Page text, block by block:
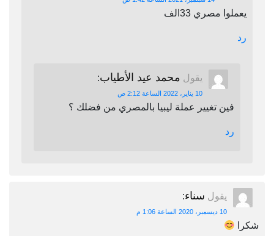
يعملوا مصري 33الف
رد
يقول محمد عيد الأطياب:
10 يناير، 2022 الساعة 2:12 ص
فين تغيير عملة ليبيا بالمصري من فضلك ؟
رد
يقول سناء:
10 ديسمبر، 2020 الساعة 1:06 م
شكرا